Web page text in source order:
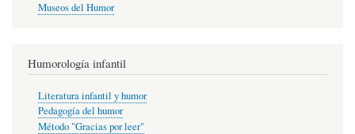
Museos del Humor
Humorología infantil
Literatura infantil y humor
Pedagogía del humor
Método "Gracias por leer"